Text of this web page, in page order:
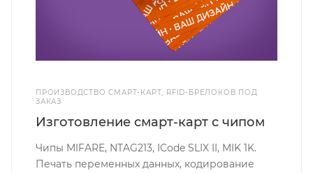
ПРОИЗВОДСТВО СМАРТ-КАРТ, RFID-БРЕЛОКОВ ПОД
ЗАКАЗ
Изготовление смарт-карт с чипом
Чипы MIFARE, NTAG213, ICode SLIX II, MIK 1K.
Печать переменных данных, кодирование